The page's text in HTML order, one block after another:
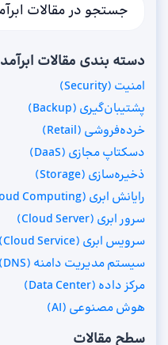
دسته بندی مقالات ابرآمد
امنیت (Security)
پشتیبان‌گیری (Backup)
خرده‌فروشی (Retail)
دسکتاپ مجازی (DaaS)
ذخیره‌سازی (Storage)
رایانش ابری (Cloud Computing)
سرور ابری (Cloud Server)
سرویس ابری (Cloud Service)
سیستم مدیریت دامنه (DNS)
مرکز داده (Data Center)
هوش مصنوعی (AI)
سطح مقالات